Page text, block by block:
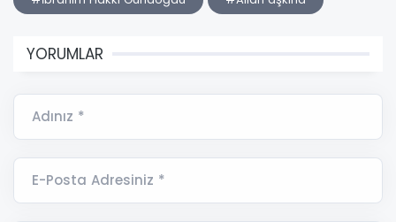
YORUMLAR
Adınız *
E-Posta Adresiniz *